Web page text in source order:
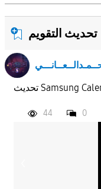
FILTER:
From
To
تحديث التقويم
44 0